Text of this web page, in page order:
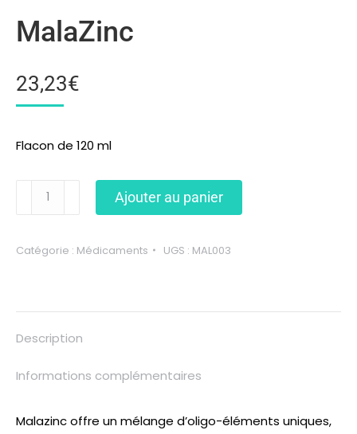
MalaZinc
23,23€
Flacon de 120 ml
Ajouter au panier
Catégorie : Médicaments UGS : MAL003
Description
Informations complémentaires
Malazinc offre un mélange d’oligo-éléments uniques,